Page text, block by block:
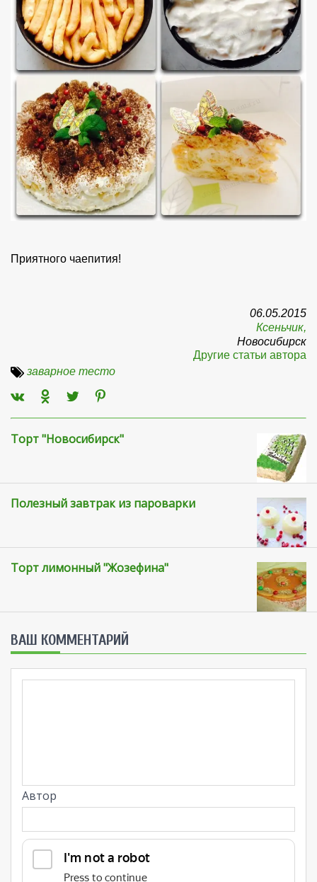
Приятного чаепития!
06.05.2015
Ксеньчик,
Новосибирск
Другие статьи автора
заварное тесто
Торт "Новосибирск"
Полезный завтрак из пароварки
Торт лимонный "Жозефина"
ВАШ КОММЕНТАРИЙ
Автор